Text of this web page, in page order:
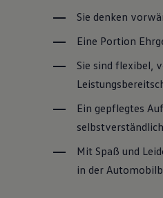
Sie denken
Eine Portion
Sie sind flexibel,
Ein gepflegtes
selbstverständlich
Mit Spaß und
in der